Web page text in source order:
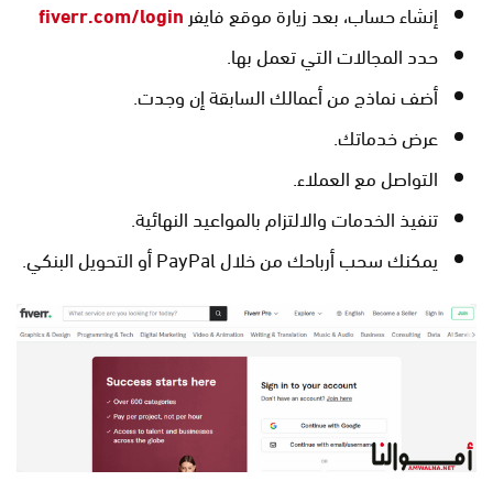
إنشاء حساب، بعد زيارة موقع فايفر fiverr.com/login
حدد المجالات التي تعمل بها.
أضف نماذج من أعمالك السابقة إن وجدت.
عرض خدماتك.
التواصل مع العملاء.
تنفيذ الخدمات والالتزام بالمواعيد النهائية.
يمكنك سحب أرباحك من خلال PayPal أو التحويل البنكي.